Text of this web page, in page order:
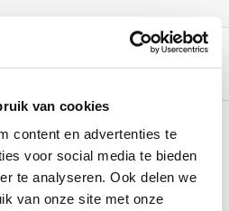
van cookies
content en advertenties te
voor social media te bieden
te analyseren. Ook delen we
van onze site met onze